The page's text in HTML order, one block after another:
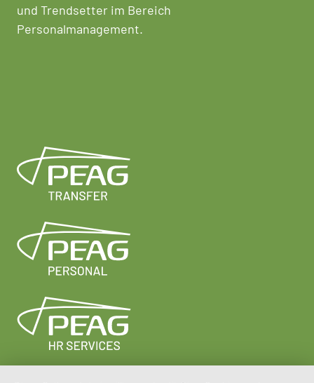
und Trendsetter im Bereich
Personalmanagement.